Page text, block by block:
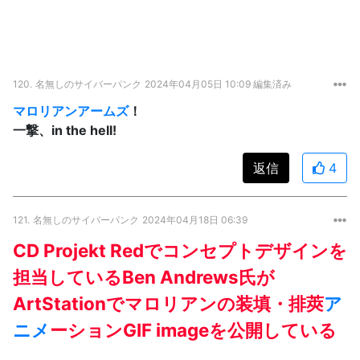
120. 名無しのサイバーパンク 2024年04月05日 10:09 編集済み
マロリアンアームズ！
一撃、in the hell!
返信 4
121. 名無しのサイバーパンク 2024年04月18日 06:39
CD Projekt Redでコンセプトデザインを
担当しているBen Andrews氏が
ArtStationでマロリアンの装填・排莢ア
ニメ ーションGIF imageを公開している